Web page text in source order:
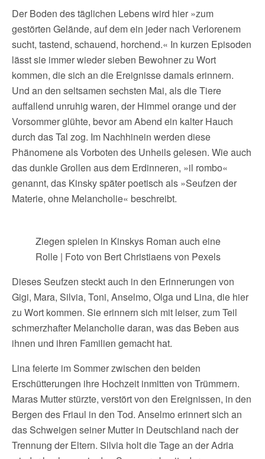
Der Boden des täglichen Lebens wird hier »zum
gestörten Gelände, auf dem ein jeder nach Verlorenem
sucht, tastend, schauend, horchend.« In kurzen Episoden
lässt sie immer wieder sieben Bewohner zu Wort
kommen, die sich an die Ereignisse damals erinnern.
Und an den seltsamen sechsten Mai, als die Tiere
auffallend unruhig waren, der Himmel orange und der
Vorsommer glühte, bevor am Abend ein kalter Hauch
durch das Tal zog. Im Nachhinein werden diese
Phänomene als Vorboten des Unheils gelesen. Wie auch
das dunkle Grollen aus dem Erdinneren, »il rombo«
genannt, das Kinsky später poetisch als »Seufzen der
Materie, ohne Melancholie« beschreibt.
Ziegen spielen in Kinskys Roman auch eine
Rolle | Foto von BertChristiaens von Pexels
Dieses Seufzen steckt auch in den Erinnerungen von
Gigi, Mara, Silvia, Toni, Anselmo, Olga und Lina, die hier
zu Wort kommen. Sie erinnern sich mit leiser, zum Teil
schmerzhafter Melancholie daran, was das Beben aus
ihnen und ihren Familien gemacht hat.
Lina feierte im Sommer zwischen den beiden
Erschütterungen ihre Hochzeit inmitten von Trümmern.
Maras Mutter stürzte, verstört von den Ereignissen, in den
Bergen des Friaul in den Tod. Anselmo erinnert sich an
das Schweigen seiner Mutter in Deutschland nach der
Trennung der Eltern. Silvia holt die Tage an der Adria